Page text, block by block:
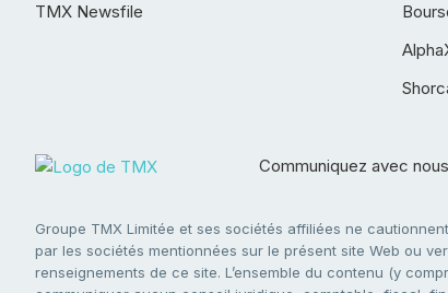
TMX Newsfile
Communiquez avec nous
Groupe TMX Limitée et ses sociétés affiliées ne
par les sociétés mentionnées sur le présent site Web ou
renseignements de ce site. L’ensemble du contenu (y